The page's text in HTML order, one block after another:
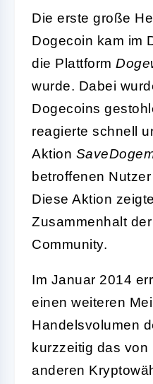
Die erste große
Dogecoin kam im
die Plattform
wurde. Dabei
Dogecoins
reagierte schnell
Aktion
betroffenen
Diese Aktion
Zusammenhalt
Community.
Im Januar 2014
einen weiteren
Handelsvolumen
kurzzeitig das von
anderen